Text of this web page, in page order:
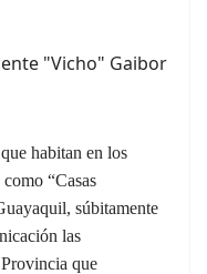
"Vicho" Gaibor
habitan en los
“Casas
súbitamente
las
que